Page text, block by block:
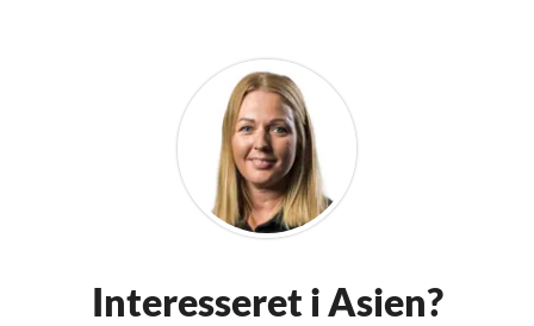
Interesseret i Asien?